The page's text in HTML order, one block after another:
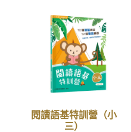
閱讀語基特訓營（小
三）